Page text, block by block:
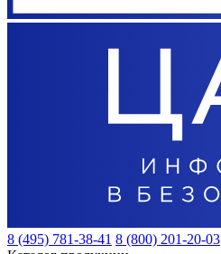
8 (495) 781-38-41 8 (800) 201-20-03